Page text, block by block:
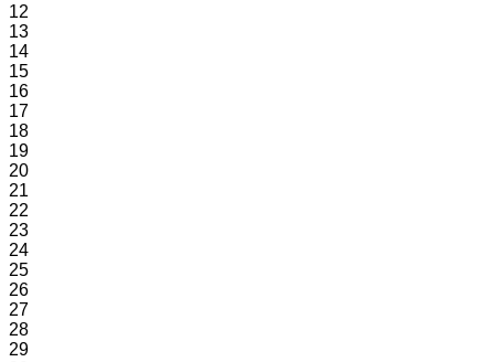
12
13
14
15
16
17
18
19
20
21
22
23
24
25
26
27
28
29